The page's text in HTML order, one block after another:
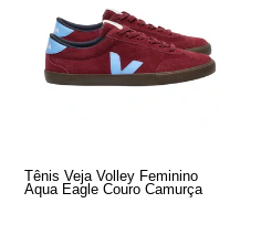
Tênis Veja Volley Feminino
Aqua Eagle Couro Camurça